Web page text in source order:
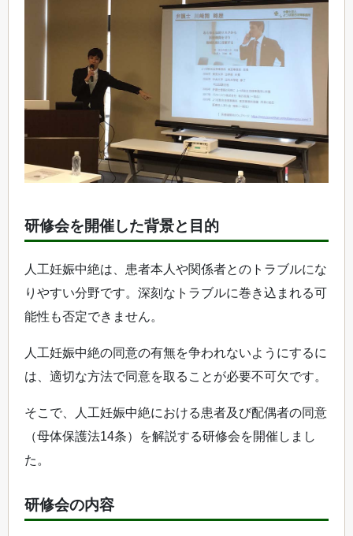
研修会を開催した背景と目的
人工妊娠中絶は、患者本人や関係者とのトラブルにな
りやすい分野です。深刻なトラブルに巻き込まれる可
能性も否定できません。
人工妊娠中絶の同意の有無を争われないようにするに
は、適切な方法で同意を取ることが必要不可欠です。
そこで、人工妊娠中絶における患者及び配偶者の同意
（母体保護法14条）を解説する研修会を開催しまし
た。
研修会の内容